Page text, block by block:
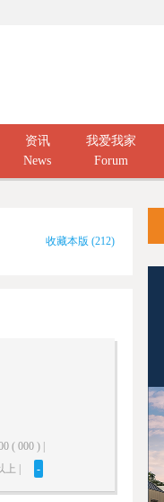
资讯
News
我爱我家
Forum
收藏本版 (212)
( 000 ) |
| -